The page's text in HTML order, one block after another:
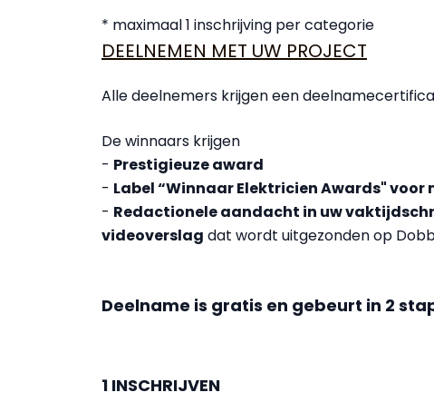
* maximaal 1 inschrijving per categorie
DEELNEMEN MET UW PROJECT
Alle deelnemers krijgen een
De winnaars krijgen
- Prestigieuze award
- Label “Winnaar Elektricien Awards"
- Redactionele aandacht in uw
videoverslag dat wordt uitgezonden op
Deelname is gratis en gebeurt in 2
1 INSCHRIJVEN